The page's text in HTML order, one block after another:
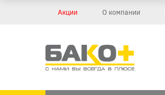
Акции О компании